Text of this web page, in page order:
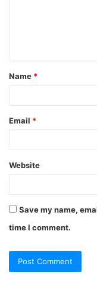
t
*
Name *
Email *
Website
Save my name,
time I comment.